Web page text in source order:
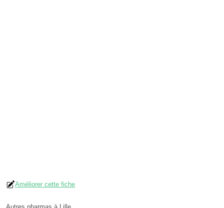
Améliorer cette fiche